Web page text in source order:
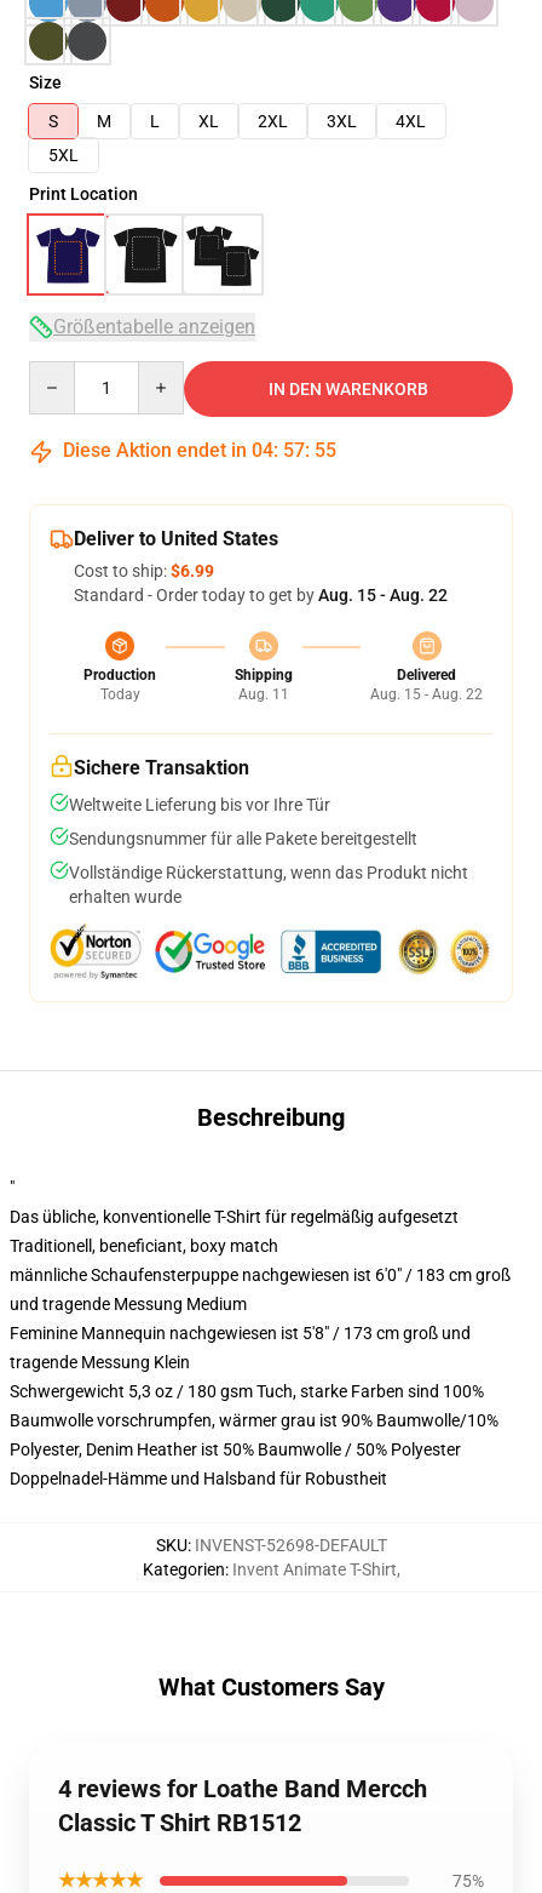
Size
S
M L XL 2XL 3XL
4XL
5XL
Print Location
Größentabelle anzeigen
IN DEN WARENKORB
Diese Aktion endet in 04: 57: 54
Deliver to United States
Cost to ship:$6.99
Standard - Order today to get byAug. 15 - Aug. 22
Production
Today
Shipping
Aug. 11
Delivered
Aug. 15 - Aug. 22
Sichere Transaktion
Weltweite Lieferung bis vor Ihre Tür
Sendungsnummer für alle Pakete bereitgestellt
Vollständige Rückerstattung, wenn das Produkt nicht
erhalten wurde
Beschreibung
"
Das übliche, konventionelle T-Shirt für regelmäßig aufgesetzt
Traditionell, beneficiant, boxy match
männliche Schaufensterpuppe nachgewiesen ist 6'0" / 183 cm groß
und tragende Messung Medium
Feminine Mannequin nachgewiesen ist 5'8" / 173 cm groß und
tragende Messung Klein
Schwergewicht 5,3 oz / 180 gsm Tuch, starke Farben sind 100%
Baumwolle vorschrumpfen, wärmer grau ist 90% Baumwolle/10%
Polyester, Denim Heather ist 50% Baumwolle / 50% Polyester
Doppelnadel-Hämme und Halsband für Robustheit
SKU: INVENST-52698-DEFAULT
Kategorien: Invent Animate T-Shirt,
What Customers Say
4 reviews for Loathe Band Mercch
Classic T Shirt RB1512
★★★★★ 75%